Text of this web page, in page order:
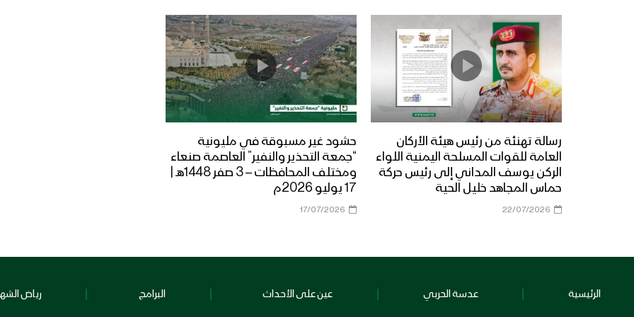
رسالة تهنئة من رئيس هيئة الأركان
العامة للقوات المسلحة اليمنية اللواء
الركن يوسف المداني إلى رئيس حركة
حماس المجاهد خليل الحية
22/07/2026
حشود غير مسبوقة في مليونية
“جمعة التحذير والنفير” العاصمة صنعاء
ومختلف المحافظات – 3 صفر 1448هـ |
17 يوليو 2026م
17/07/2026
الرئيسية عدسة الحربي عين على الأحداث البرامج رياض